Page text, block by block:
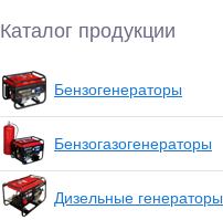
Каталог продукции
Бензогенераторы
Бензогазогенераторы
Дизельные генераторы